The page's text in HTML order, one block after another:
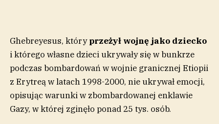
Ghebreyesus, któryprzeżył wojnę jako dziecko
i którego własne dzieci ukrywały się w bunkrze
podczas bombardowań w wojnie granicznej Etiopii
z Erytreą w latach 1998-2000, nie ukrywał emocji,
opisując warunki w zbombardowanej enklawie
Gazy, w której zginęło ponad 25 tys. osób.